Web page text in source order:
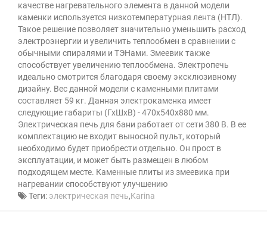
качестве нагревательного элемента в данной модели
каменки используется низкотемпературная лента (НТЛ).
Такое решение позволяет значительно уменьшить расход
электроэнергии и увеличить теплообмен в сравнении с
обычными спиралями и ТЭНами. Змеевик также
способствует увеличению теплообмена. Электропечь
идеально смотрится благодаря своему эксклюзивному
дизайну. Вес данной модели с каменными плитами
составляет 59 кг. Данная электрокаменка имеет
следующие габариты (ГхШхВ) - 470х540х880 мм.
Электрическая печь для бани работает от сети 380 В. В ее
комплектацию не входит выносной пульт, который
необходимо будет приобрести отдельно. Он прост в
эксплуатации, и может быть размещен в любом
подходящем месте. Каменные плиты из змеевика при
нагревании способствуют улучшению
Теги: электрическая печь,Karina